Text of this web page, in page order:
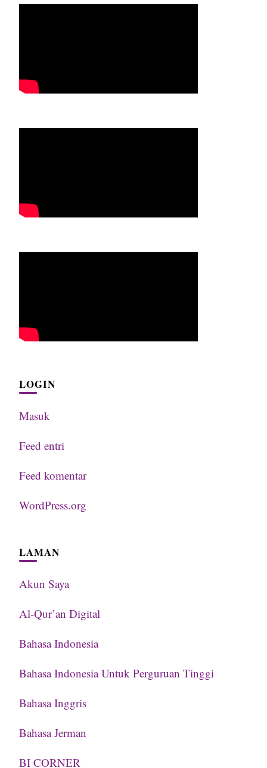
LOGIN
Masuk
Feed entri
Feed komentar
WordPress.org
LAMAN
Akun Saya
Al-Qur’an Digital
Bahasa Indonesia
Bahasa Indonesia Untuk Perguruan Tinggi
Bahasa Inggris
Bahasa Jerman
BI CORNER